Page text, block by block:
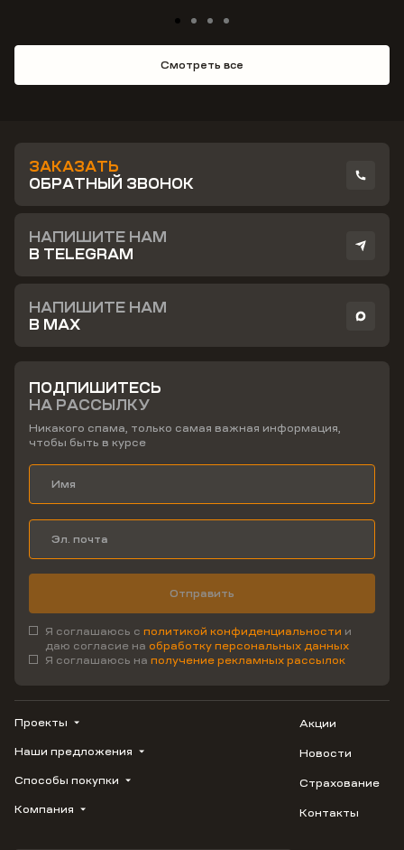
Смотреть все
ЗАКАЗАТЬ
ОБРАТНЫЙ ЗВОНОК
НАПИШИТЕ НАМ
В TELEGRAM
НАПИШИТЕ НАМ
В MAX
ПОДПИШИТЕСЬ
НА РАССЫЛКУ
Никакого спама, только самая важная информация,
чтобы быть в курсе
Отправить
Я соглашаюсь с политикой конфиденциальности и
даю согласие на обработку персональных данных
Я соглашаюсь на получение рекламных рассылок
Проекты
ВЕРН
1799
Наши предложения
Купить квартиру
Студию
Способы покупки
Трейд-ин
Компания
Акции
Новости
Страхование
Контакты